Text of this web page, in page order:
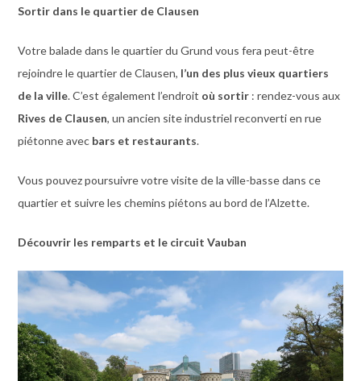
Sortir dans le quartier de Clausen
Votre balade dans le quartier du Grund vous fera peut-être
rejoindre le quartier de Clausen, l’un des plus vieux quartiers
de la ville. C’est également l’endroit où sortir: rendez-vous aux
Rives de Clausen, un ancien site industriel reconverti en rue
piétonne avec bars et restaurants.
Vous pouvez poursuivre votre visite de la ville-basse dans ce
quartier et suivre les chemins piétons au bord de l’Alzette.
Découvrir les remparts et le circuit Vauban